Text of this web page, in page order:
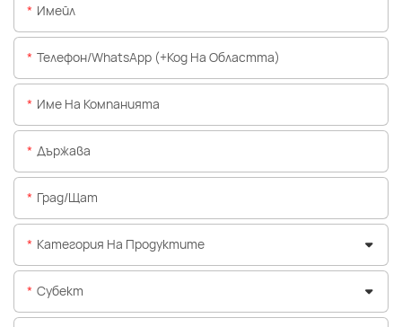
Имейл
Телефон/WhatsApp (+Код На Областта)
Име На Компанията
Държава
Град/щат
Категория На Продуктите
Субект